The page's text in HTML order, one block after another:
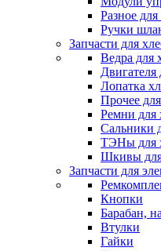
Разное
Ручки
Запчасти для
Ведра для
Двигателя
Лопатка
Прочее
Ремни для
Сальники
ТЭНы для
Шкивы для
Запчасти для
Кнопки
Барабан,
Втулки
Гайки